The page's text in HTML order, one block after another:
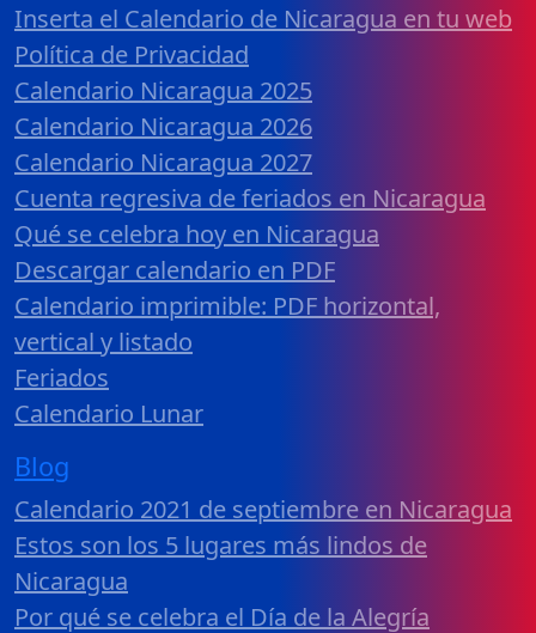
Inserta el Calendario de Nicaragua en tu web
Política de Privacidad
Calendario Nicaragua 2025
Calendario Nicaragua 2026
Calendario Nicaragua 2027
Cuenta regresiva de feriados en Nicaragua
Qué se celebra hoy en Nicaragua
Descargar calendario en PDF
Calendario imprimible: PDF horizontal,
vertical y listado
Feriados
Calendario Lunar
Blog
Calendario 2021 de septiembre en Nicaragua
Estos son los 5 lugares más lindos de
Nicaragua
Por qué se celebra el Día de la Alegría